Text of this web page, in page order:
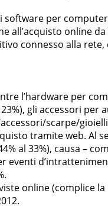
software per
all’acquisto online
connesso alla
l’hardware per
gli accessori per
scarpe/
tramite web. Al
al 33%), causa –
eventi
online (complice